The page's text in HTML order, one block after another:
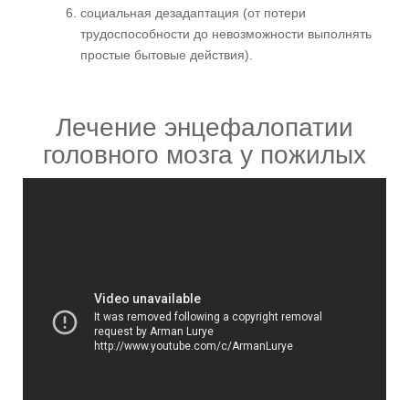
социальная дезадаптация (от потери
трудоспособности до невозможности выполнять
простые бытовые действия).
Лечение энцефалопатии
головного мозга у пожилых